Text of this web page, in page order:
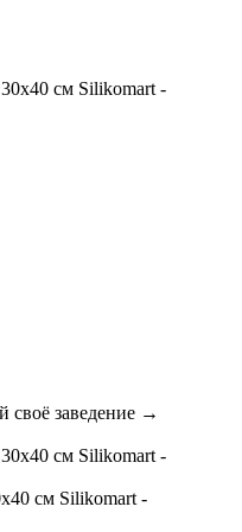
своё заведение →
см Silikomart -